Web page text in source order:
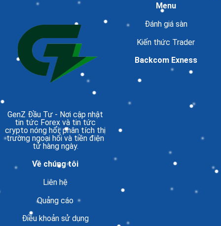
GenZ Đầu Tư - Nơi cập nhật
tin tức Forex và tin tức
crypto nóng hổi, phân tích thị
trường ngoại hối và tiền điện
tử hàng ngày.
Menu
Đánh giá sàn
Kiến thức Trader
Backcom Exness
Về chúng tôi
Liên hệ
Quảng cáo
Điều khoản sử dụng